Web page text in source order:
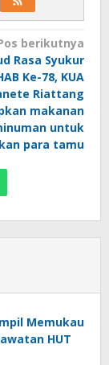
berikutnya
Rasa Syukur
Ke-78, KUA
Riattang
makanan
untuk
para tamu
Memukau
HUT